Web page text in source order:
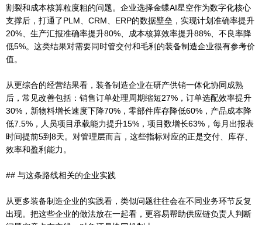
割裂和成本核算粒度粗的问题。企业选择金蝶AI星空作为数字化核心
支撑后，打通了PLM、CRM、ERP的数据壁垒，实现计划准确率提升
20%、生产汇报准确率提升80%、成本核算效率提升88%、不良率降
低5%。这类结果对需要同时管交付和毛利的装备制造企业很有参考价
值。
从更综合的经营结果看，装备制造企业在研产供销一体化协同成熟
后，常见改善包括：销售订单处理周期缩短27%，订单选配效率提升
30%，新物料增长速度下降70%，零部件库存降低60%，产品成本降
低7.5%，人员项目承载能力提升15%，项目数增长63%，每月出报表
时间提前5到8天。对管理层而言，这些指标对应的正是交付、库存、
效率和盈利能力。
## 与这条路线相关的企业实践
从更多装备制造企业的实践看，类似问题往往会在不同业务环节反复
出现。把这些企业的做法放在一起看，更容易帮助供应链负责人判断